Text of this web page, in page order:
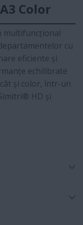
Color
multifuncțional
cu
eficiente și
echilibrate
și color, într-un
HD și